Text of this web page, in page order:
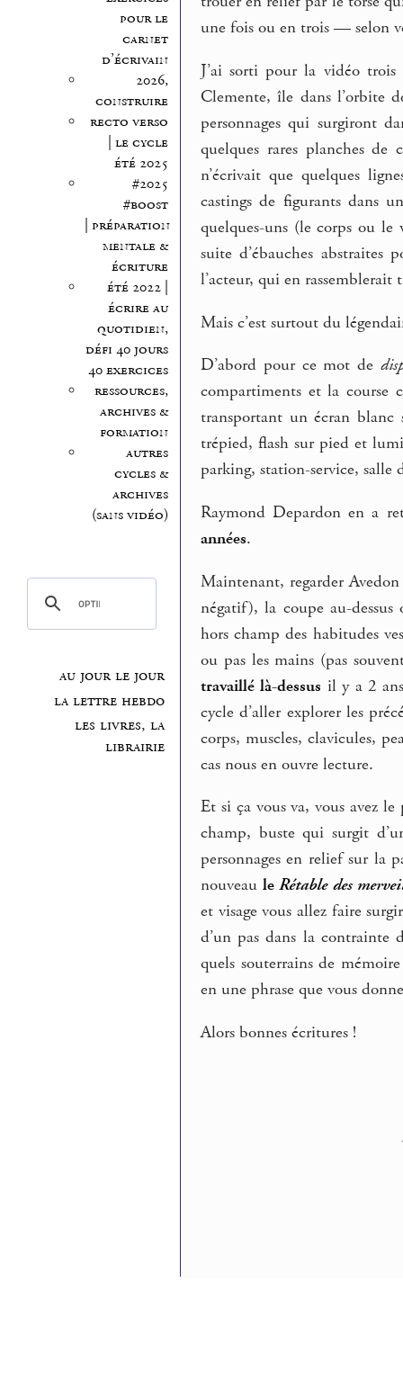
pour le
carnet
d’écrivain
2026,
construire
recto verso
| le cycle
été 2025
#2025
#boost
| préparation
mentale &
écriture
été 2022 |
écrire au
quotidien,
défi 40 jours
40 exercices
ressources,
archives &
formation
autres
cycles &
archives
(sans vidéo)
au jour le jour
la lettre hebdo
les livres, la
librairie
une fois ou en trois — selon
J’ai sorti pour la vidéo trois
Clemente, île dans l’orbite
personnages qui surgiront
quelques rares planches
n’écrivait que quelques
castings de figurants dans
quelques-uns (le corps ou le
suite d’ébauches abstraites
l’acteur, qui en
Mais c’est surtout du
D’abord pour ce mot de
compartiments et la course
transportant un écran
trépied, flash sur pied et
parking, station-service, salle
Raymond Depardon en a
années.
Maintenant, regarder
négatif), la coupe au-
hors champ des habitudes
ou pas les mains (pas
travaillé là-dessus il y a 2
cycle d’aller explorer les
corps, muscles, clavicules,
cas nous en ouvre lecture.
Et si ça vous va, vous avez
champ, buste qui surgit
personnages en relief sur la
nouveau leRétable des
et visage vous allez faire
d’un pas dans la contrainte
quels souterrains de
en une phrase que vous
Alors bonnes écritures !